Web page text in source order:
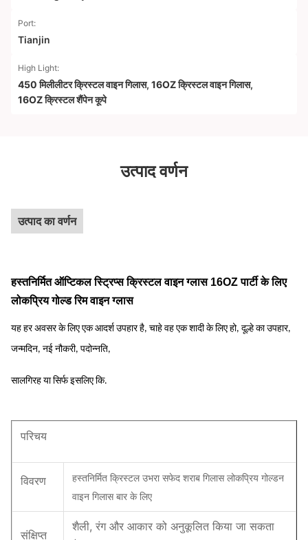
Port:
Tianjin
High Light:
450 मिलीलीटर क्रिस्टल वाइन गिलास, 16OZ क्रिस्टल वाइन गिलास,
16OZ क्रिस्टल शैंपेन कूपे
उत्पाद वर्णन
उत्पाद का वर्णन
हस्तनिर्मित ऑप्टिकल स्ट्रिप्स क्रिस्टल वाइन ग्लास 16OZ पार्टी के लिए
लोकप्रिय गोल्ड रिम वाइन ग्लास
यह हर अवसर के लिए एक आदर्श उपहार है, चाहे वह एक शादी के लिए हो, दूल्हे का उपहार,
जन्मदिन, नई नौकरी, पदोन्नति,
सालगिरह या सिर्फ इसलिए कि.
परिचय
विवरण
हस्तनिर्मित क्रिस्टल उभरा सफेद शराब गिलास लोकप्रिय गोल्डन
वाइन गिलास बार के लिए
संक्षिप्त
शैली, रंग और आकार को अनुकूलित किया जा सकता